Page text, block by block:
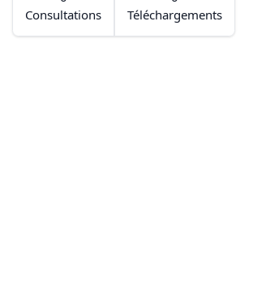
Consultations
Téléchargements